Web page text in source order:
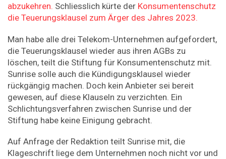
abzukehren. Schliesslich kürte der Konsumentenschutz
die Teuerungsklausel zum Ärger des Jahres 2023.
Man habe alle drei Telekom-Unternehmen aufgefordert,
die Teuerungsklausel wieder aus ihren AGBs zu
löschen, teilt die Stiftung für Konsumentenschutz mit.
Sunrise solle auch die Kündigungsklausel wieder
rückgängig machen. Doch kein Anbieter sei bereit
gewesen, auf diese Klauseln zu verzichten. Ein
Schlichtungsverfahren zwischen Sunrise und der
Stiftung habe keine Einigung gebracht.
Auf Anfrage der Redaktion teilt Sunrise mit, die
Klageschrift liege dem Unternehmen noch nicht vor und